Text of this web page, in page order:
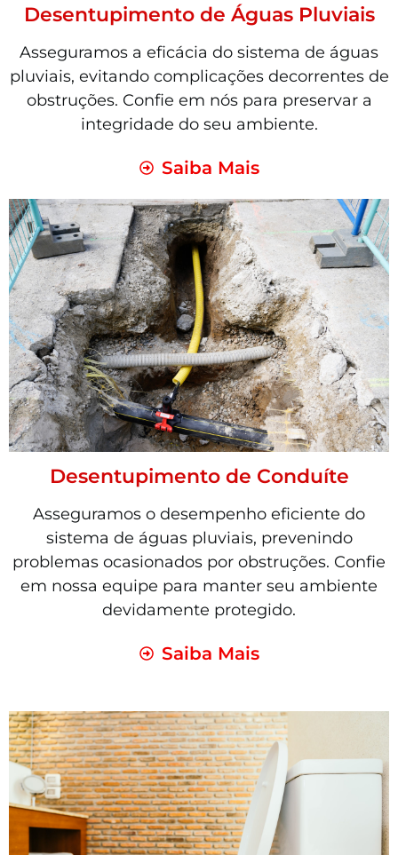
Desentupimento de Águas Pluviais
Asseguramos a eficácia do sistema de águas
pluviais, evitando complicações decorrentes de
obstruções. Confie em nós para preservar a
integridade do seu ambiente.
Saiba Mais
Desentupimento de Conduíte
Asseguramos o desempenho eficiente do
sistema de águas pluviais, prevenindo
problemas ocasionados por obstruções. Confie
em nossa equipe para manter seu ambiente
devidamente protegido.
Saiba Mais